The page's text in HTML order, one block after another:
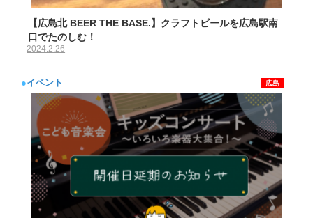
【広島北 BEER THE BASE.】クラフトビールを広島駅南
口でたのしむ！
2024.2.26
●イベント 広島